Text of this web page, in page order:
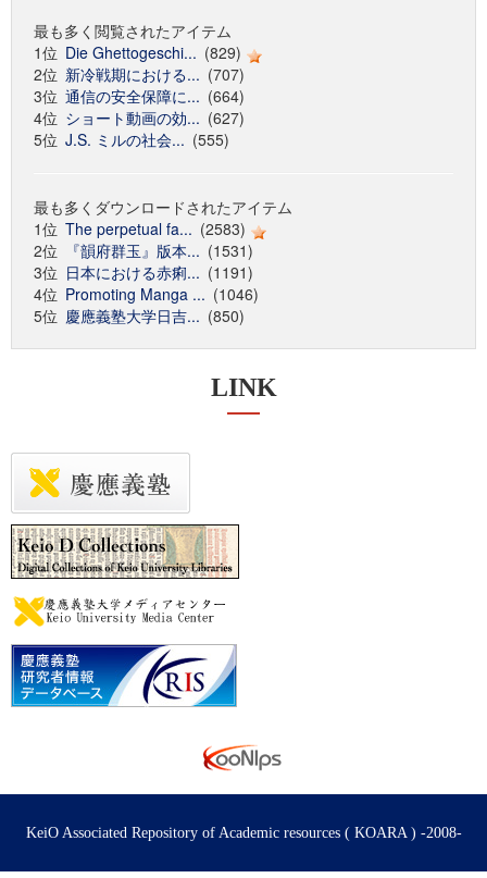
最も多く閲覧されたアイテム
1位 Die Ghettogeschi... (829)
2位 新冷戦期における... (707)
3位 通信の安全保障に... (664)
4位 ショート動画の効... (627)
5位 J.S. ミルの社会... (555)
最も多くダウンロードされたアイテム
1位 The perpetual fa... (2583)
2位
『韻府群玉』版本... (1531)
3位 日本における赤痢... (1191)
4位 Promoting Manga ... (1046)
5位 慶應義塾大学日吉... (850)
LINK
KeiO Associated Repository of Academic resources ( KOARA ) -2008-